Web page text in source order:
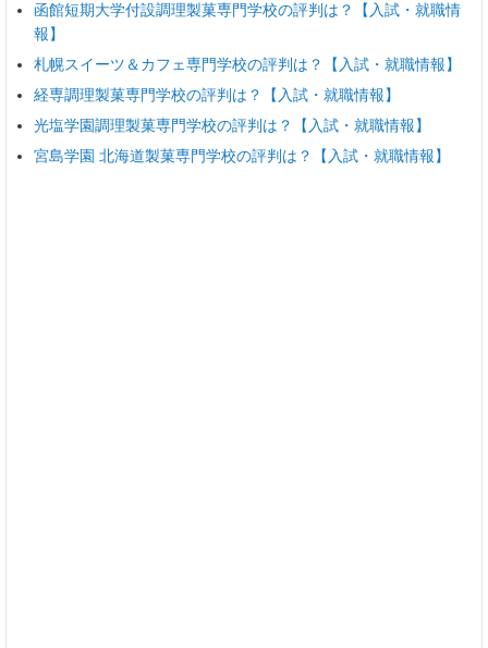
函館短期大学付設調理製菓専門学校の評判は？【入試・就職情
報】
札幌スイーツ＆カフェ専門学校の評判は？【入試・就職情報】
経専調理製菓専門学校の評判は？【入試・就職情報】
光塩学園調理製菓専門学校の評判は？【入試・就職情報】
宮島学園 北海道製菓専門学校の評判は？【入試・就職情報】